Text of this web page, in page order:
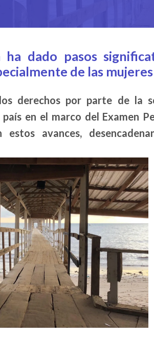
ha dado pasos
de las
derechos por parte de la
en el marco del Examen
estos avances,